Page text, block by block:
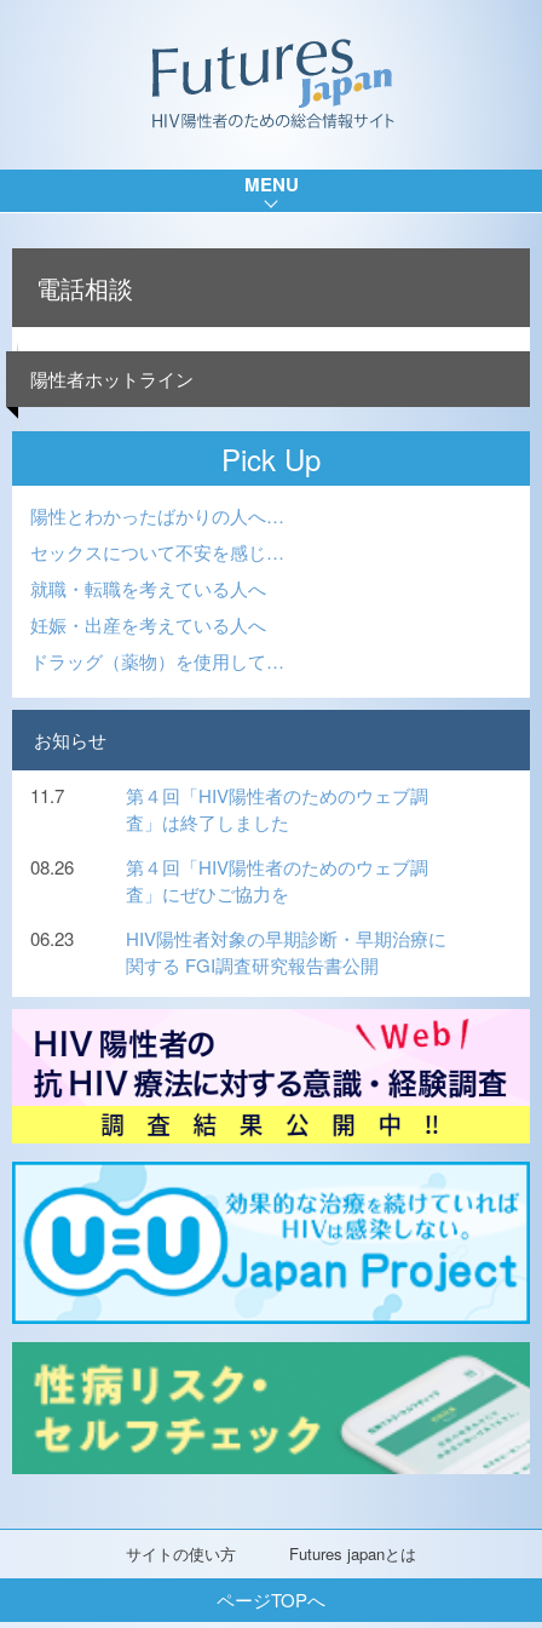
サイトの使い方 Futures japanとは
MENU
電話相談
陽性者ホットライン
Pick Up
陽性とわかったばかりの人へ…
セックスについて不安を感じ…
就職・転職を考えている人へ
妊娠・出産を考えている人へ
ドラッグ（薬物）を使用して…
お知らせ
11.7
第４回「HIV陽性者のためのウェブ調
査」は終了しました
08.26
第４回「HIV陽性者のためのウェブ調
査」にぜひご協力を
06.23
HIV陽性者対象の早期診断・早期治療に
関する FGI調査研究報告書公開
ページTOPへ